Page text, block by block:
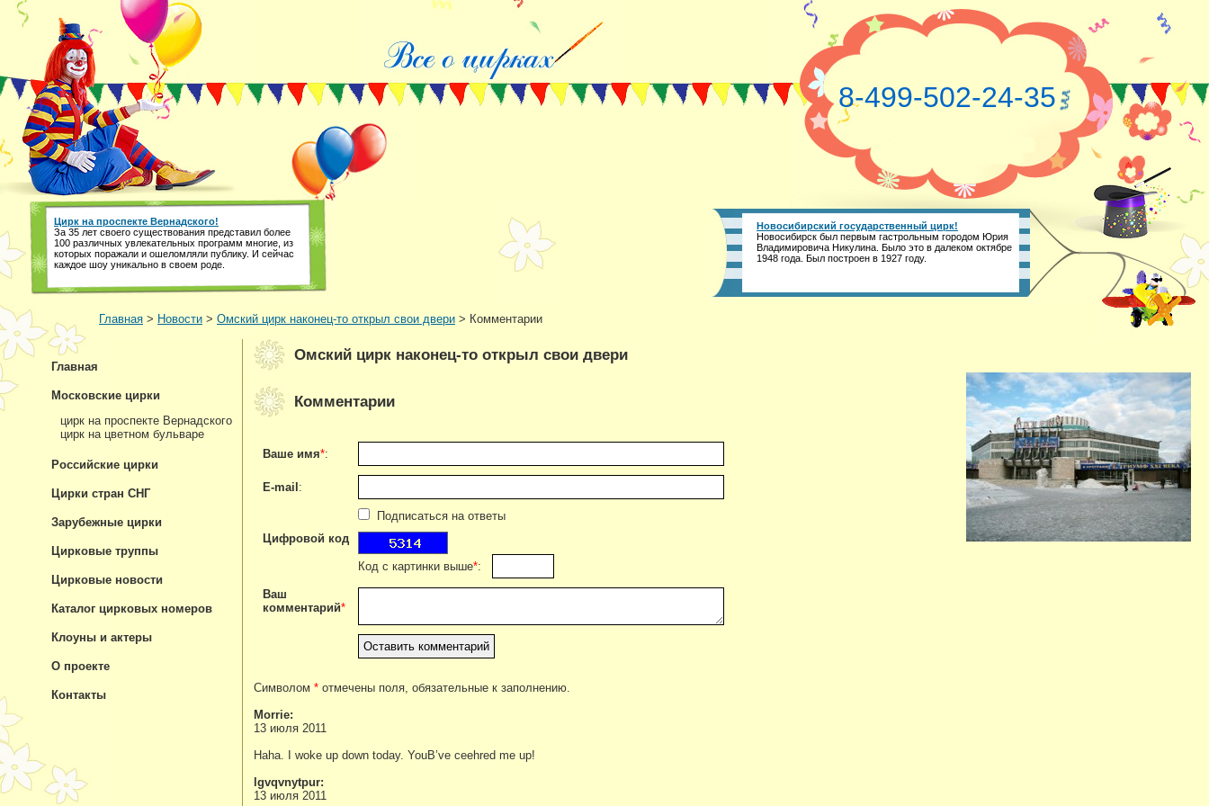
8-499-502-24-35
Цирк на проспекте Вернадского!
За 35 лет своего существования представил более
100 различных увлекательных программ многие, из
которых поражали и ошеломляли публику. И сейчас
каждое шоу уникально в своем роде.
Новосибирский государственный цирк!
Новосибирск был первым гастрольным городом Юрия
Владимировича Никулина. Было это в далеком октябре
1948 года. Был построен в 1927 году.
Главная > Новости > Омский цирк наконец-то открыл свои двери > Комментарии
Омский цирк наконец-то открыл свои двери
Комментарии
Ваше имя*:
E-mail :
Подписаться на ответы
Цифровой код
Код с картинки выше*:
Ваш
комментарий*
Символом * отмечены поля, обязательные к заполнению.
Morrie:
13 июля 2011
Haha. I woke up down today. YouВ’ve ceehred me up!
lgvqvnytpur:
13 июля 2011
Главная
Московские цирки
цирк на проспекте Вернадского
цирк на цветном бульваре
Российские цирки
Цирки стран СНГ
Зарубежные цирки
Цирковые труппы
Цирковые новости
Каталог цирковых номеров
Клоуны и актеры
О проекте
Контакты